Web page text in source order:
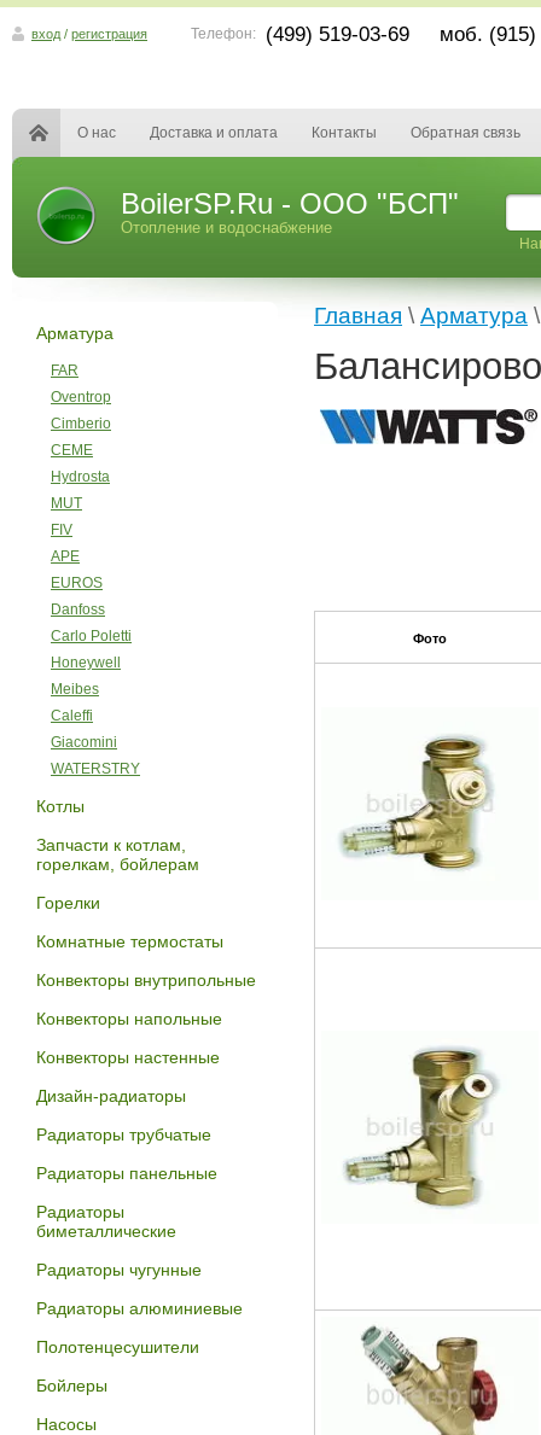
вход / регистрация Телефон: (499) 519-03-69 моб. (915)
О нас Доставка и оплата Контакты Обратная связь
BoilerSP.Ru - ООО "БСП"
Отопление и водоснабжение
Арматура
FAR
Oventrop
Cimberio
CEME
Hydrosta
MUT
FIV
APE
EUROS
Danfoss
Carlo Poletti
Honeywell
Meibes
Caleffi
Giacomini
WATERSTRY
Котлы
Запчасти к котлам,
горелкам, бойлерам
Горелки
Комнатные термостаты
Конвекторы внутрипольные
Конвекторы напольные
Конвекторы настенные
Дизайн-радиаторы
Радиаторы трубчатые
Радиаторы панельные
Радиаторы
биметаллические
Радиаторы чугунные
Радиаторы алюминиевые
Полотенцесушители
Бойлеры
Насосы
Главная \ Арматура
Фото